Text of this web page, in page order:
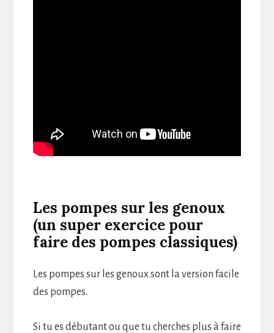
Les pompes sur les genoux
(un super exercice pour
faire des pompes classiques)
Les pompes sur les genoux sont la version facile
des pompes.
Si tu es débutant ou que tu cherches plus à faire